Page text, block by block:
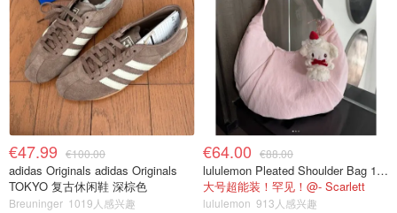
€47.99 €100.00
adidas Originals adidas Originals
TOKYO 复古休闲鞋 深棕色
Breuninger 1019人感兴趣
€64.00 €88.00
lululemon Pleated Shoulder Bag 10L 单肩包
大号超能装！罕见！@- Scarlett
lululemon 913人感兴趣